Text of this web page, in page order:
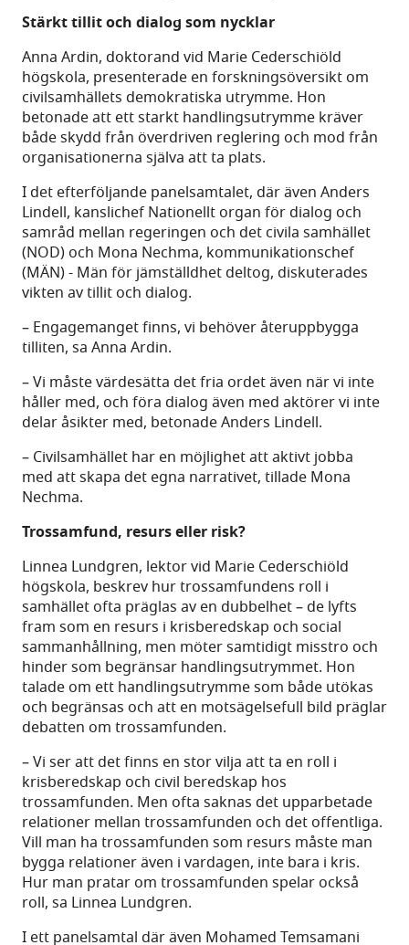
Stärkt tillit och dialog som nycklar
Anna Ardin, doktorand vid Marie Cederschiöld
högskola, presenterade en forskningsöversikt om
civilsamhällets demokratiska utrymme. Hon
betonade att ett starkt handlingsutrymme kräver
både skydd från överdriven reglering och mod från
organisationerna själva att ta plats.
I det efterföljande panelsamtalet, där även Anders
Lindell, kanslichef Nationellt organ för dialog och
samråd mellan regeringen och det civila samhället
(NOD) och Mona Nechma, kommunikationschef
(MÄN) - Män för jämställdhet deltog, diskuterades
vikten av tillit och dialog.
– Engagemanget finns, vi behöver återuppbygga
tilliten, sa Anna Ardin.
– Vi måste värdesätta det fria ordet även när vi inte
håller med, och föra dialog även med aktörer vi inte
delar åsikter med, betonade Anders Lindell.
– Civilsamhället har en möjlighet att aktivt jobba
med att skapa det egna narrativet, tillade Mona
Nechma.
Trossamfund, resurs eller risk?
Linnea Lundgren, lektor vid Marie Cederschiöld
högskola, beskrev hur trossamfundens roll i
samhället ofta präglas av en dubbelhet – de lyfts
fram som en resurs i krisberedskap och social
sammanhållning, men möter samtidigt misstro och
hinder som begränsar handlingsutrymmet. Hon
talade om ett handlingsutrymme som både utökas
och begränsas och att en motsägelsefull bild präglar
debatten om trossamfunden.
– Vi ser att det finns en stor vilja att ta en roll i
krisberedskap och civil beredskap hos
trossamfunden. Men ofta saknas det upparbetade
relationer mellan trossamfunden och det offentliga.
Vill man ha trossamfunden som resurs måste man
bygga relationer även i vardagen, inte bara i kris.
Hur man pratar om trossamfunden spelar också
roll, sa Linnea Lundgren.
I ett panelsamtal där även Mohamed Temsamani